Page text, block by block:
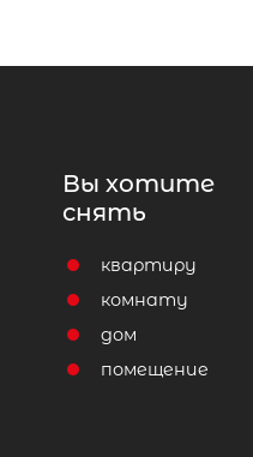
Вы хотите
снять
квартиру
комнату
дом
помещение